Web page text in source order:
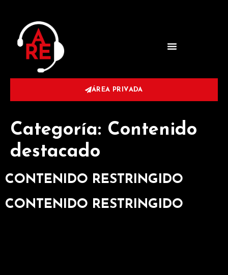
ÁREA PRIVADA
Categoría: Contenido
destacado
CONTENIDO RESTRINGIDO
CONTENIDO RESTRINGIDO